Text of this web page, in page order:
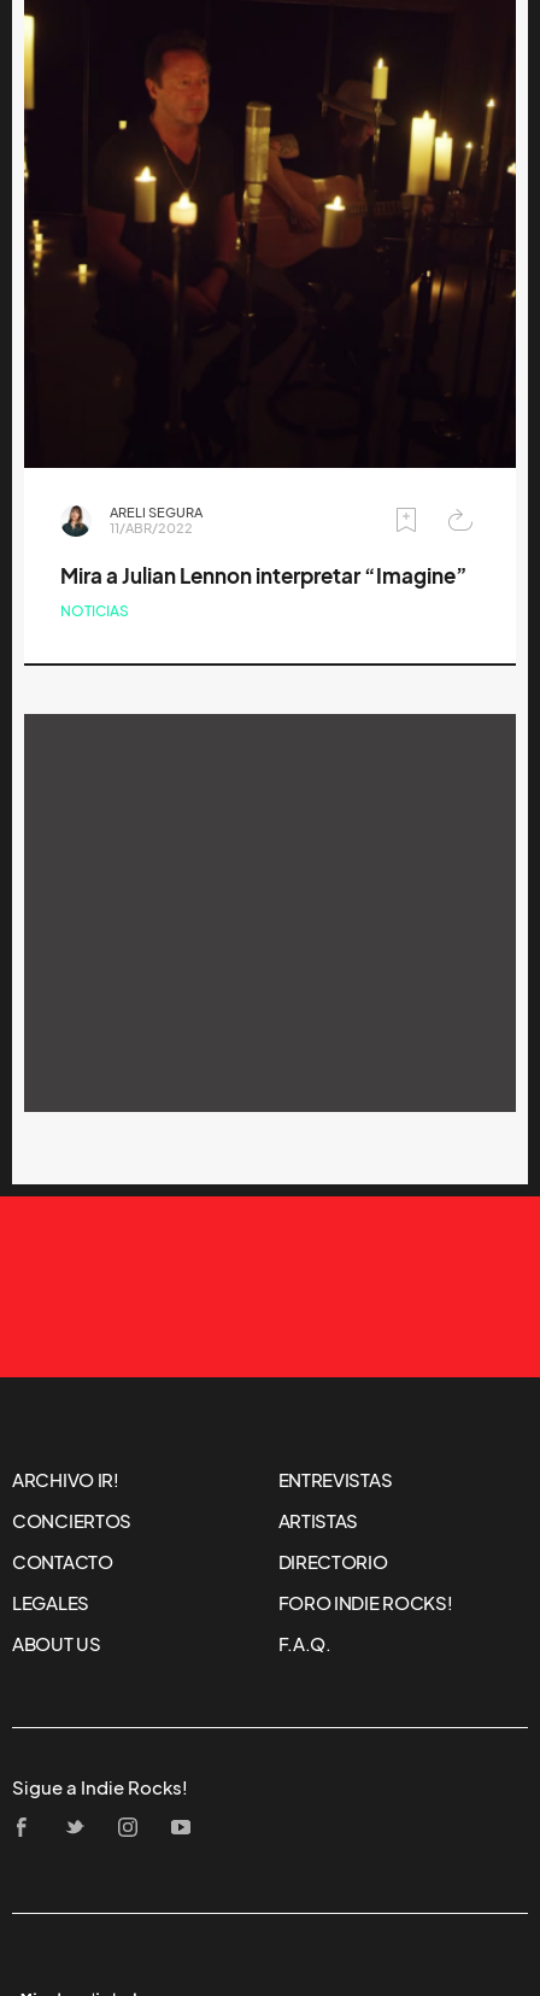
ARELI SEGURA
11/ABR/2022
Mira a Julian Lennon interpretar “Imagine”
NOTICIAS
ARCHIVO IR!
ENTREVISTAS
CONCIERTOS
ARTISTAS
CONTACTO
DIRECTORIO
LEGALES
FORO INDIE ROCKS!
ABOUT US
F.A.Q.
Sigue a Indie Rocks!